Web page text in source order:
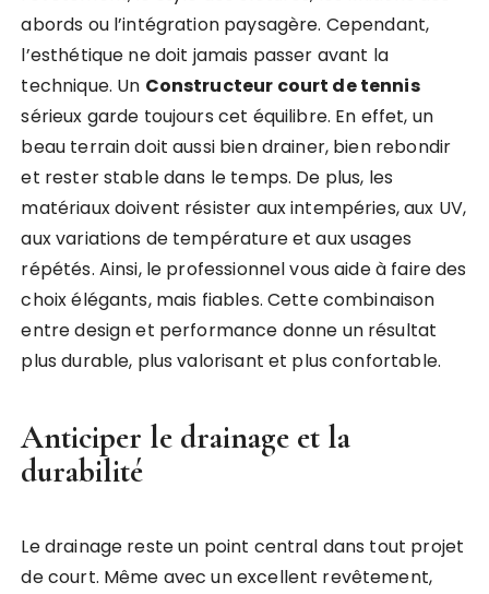
abords ou l’intégration paysagère. Cependant,
l’esthétique ne doit jamais passer avant la
technique. Un Constructeur court de tennis
sérieux garde toujours cet équilibre. En effet, un
beau terrain doit aussi bien drainer, bien rebondir
et rester stable dans le temps. De plus, les
matériaux doivent résister aux intempéries, aux UV,
aux variations de température et aux usages
répétés. Ainsi, le professionnel vous aide à faire des
choix élégants, mais fiables. Cette combinaison
entre design et performance donne un résultat
plus durable, plus valorisant et plus confortable.
Anticiper le drainage et la
durabilité
Le drainage reste un point central dans tout projet
de court. Même avec un excellent revêtement,